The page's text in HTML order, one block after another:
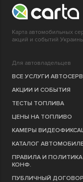
Карта автомобильных
акций и событий
Для автовладельцев
ВСЕ УСЛУГИ
АКЦИИ И СОБЫТИЯ
ТЕСТЫ ТОПЛИВА
ЦЕНЫ НА ТОПЛИВО
КАМЕРЫ
КАТАЛОГ
ПРАВИЛА И ПОЛИТИКА
КОНФ.
ПУБЛИЧНЫЙ ДОГОВОР